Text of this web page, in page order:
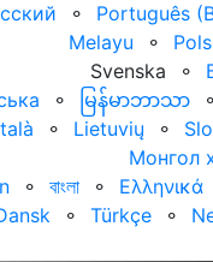
⚬ Português
Melayu
⚬
Svenska
⚬
⚬ မြန်မာဘာသာ ⚬
⚬ Lietuvių ⚬
Монгол
⚬ বাংলা ⚬ Ελληνικά
⚬ Türkçe ⚬